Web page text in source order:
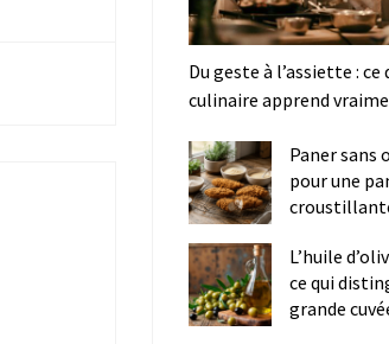
Du geste à l’assiette : ce
culinaire apprend
Paner sans
pour une
L’huile
ce qui
grande